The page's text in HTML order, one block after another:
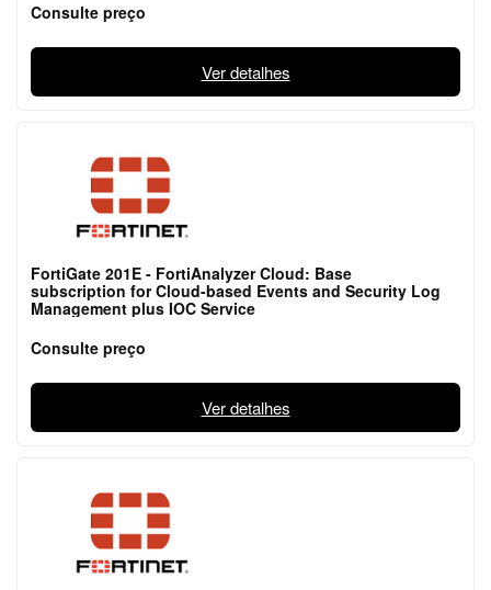
Consulte preço
Ver detalhes
FortiGate 201E - FortiAnalyzer Cloud: Base
subscription for Cloud-based Events and Security Log
Management plus IOC Service
Consulte preço
Ver detalhes